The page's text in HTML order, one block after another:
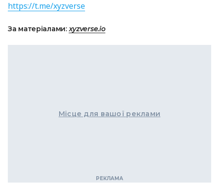
https://t.me/xyzverse
За матеріалами:xyzverse.io
Місце для вашої реклами